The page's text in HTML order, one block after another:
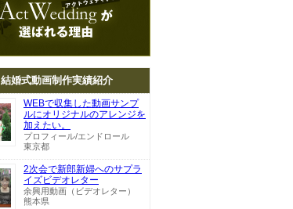
結婚式動画制作実績紹介
WEBで収集した動画サンプ
ルにオリジナルのアレンジを
加えたい。
プロフィール/エンドロール
東京都
2次会で新郎新婦へのサプラ
イズビデオレター
余興用動画（ビデオレター）
熊本県